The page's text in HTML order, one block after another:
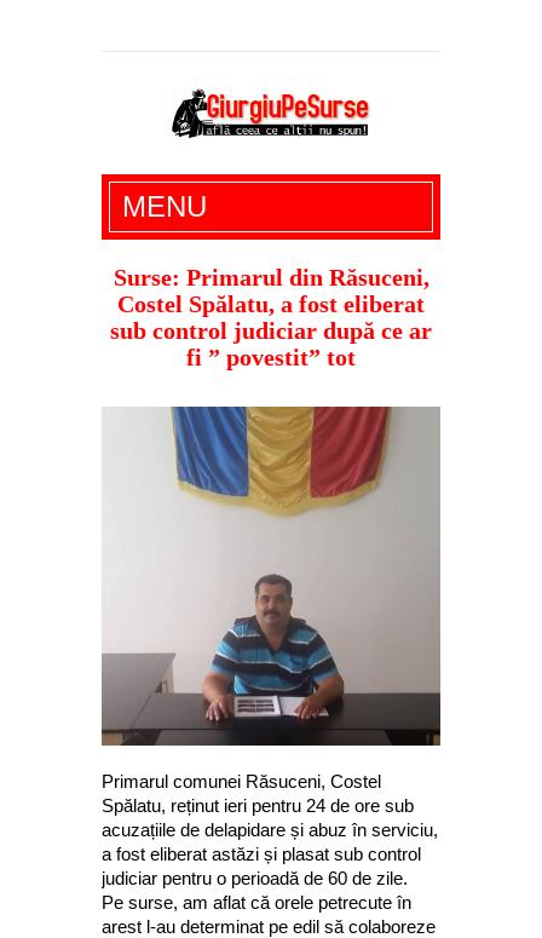
Giurgiu Pe Surse – actualitate giurgiu,
administratie giurgiu, stiri politice, social
economic, editoriale giurgiu, dezvaluiri,
soc, cancan, stiri locale
MENU
Surse: Primarul din Răsuceni,
Costel Spălatu, a fost eliberat
sub control judiciar după ce ar
fi ” povestit” tot
Primarul comunei Răsuceni, Costel
Spălatu, reținut ieri pentru 24 de ore sub
acuzațiile de delapidare și abuz în serviciu,
a fost eliberat astăzi și plasat sub control
judiciar pentru o perioadă de 60 de zile.
Pe surse, am aflat că orele petrecute în
arest l-au determinat pe edil să colaboreze